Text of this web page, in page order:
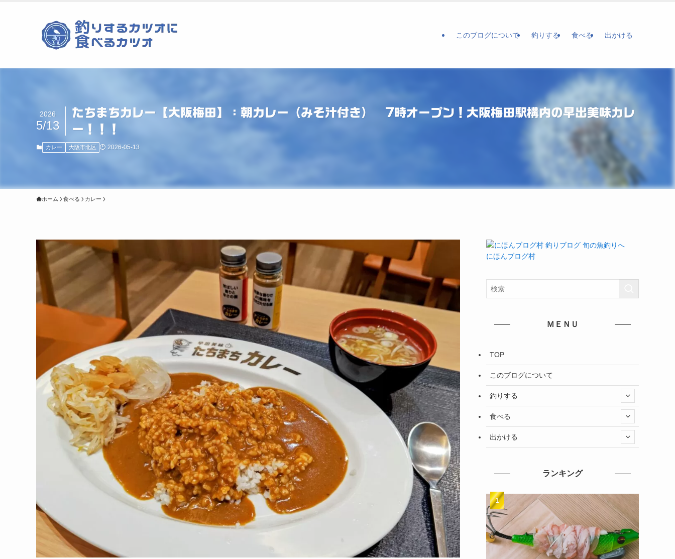
このブログについて 釣りする 食べる 出かける
たちまちカレー【大阪梅田】：朝カレー（みそ汁付き） 7時オープン！大阪梅田駅構内の早出美味カレ
ー！！！
2026
5/13
カレー 大阪市北区 2026-05-13
ホーム 食べる カレー
にほんブログ村
ＭＥＮＵ
TOP
このブログについて
釣りする
食べる
出かける
ランキング